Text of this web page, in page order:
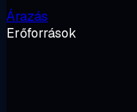
Árazás
Erőforrások